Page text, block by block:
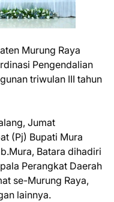
Murung Raya
Pengendalian
triwulan III tahun
Jumat
(Pj) Bupati Mura
Batara dihadiri
Perangkat Daerah
se-Murung Raya,
lainnya.